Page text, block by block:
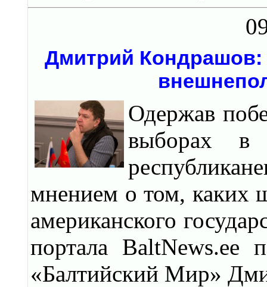
Дмитрий Кондрашов:
Одержав
выборах в
мнением о том, каких
американского
портала BaltNews.ee
«Балтийский Мир»